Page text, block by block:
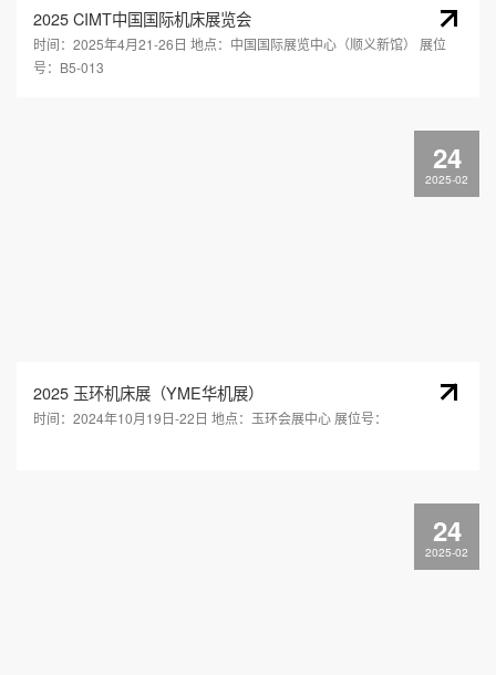
2025 CIMT中国国际机床展览会
时间：2025年4月21-26日 地点：中国国际展览中心（顺义新馆） 展位
号：B5-013
24
2025-02
2025 玉环机床展（YME华机展）
时间：2024年10月19日-22日 地点：玉环会展中心 展位号：
24
2025-02